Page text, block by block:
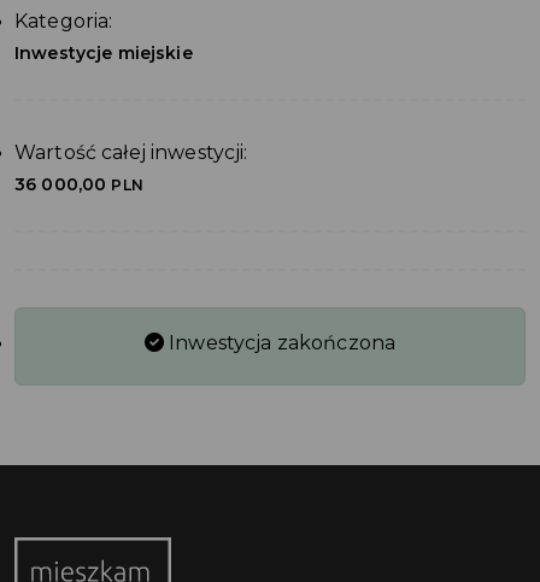
Kategoria:
Inwestycje miejskie
Wartość całej inwestycji:
36 000,00 PLN
Inwestycja zakończona